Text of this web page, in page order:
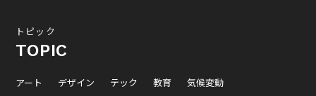
トピック
TOPIC
アート デザイン テック 教育
気候変動